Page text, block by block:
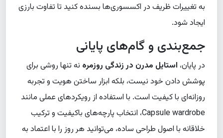
به تغییرات ظریف در اکسسوری‌ها بسنده کنید تا تفاوت بارزی
ایجاد شود.
جمع‌بندی و گام‌های پایانی
در پایان،استایل مدرن در زندگی روزمرهنه تنها روشی برای
پوشش دادن خود نیست، بلکه ابزار ساختن هویت و تجربه
روزانه‌ای با کیفیت است. با استفاده از رویکردهای عملی مانند
Capsule wardrobe، انتخاب پارچه‌های باکیفیت و ترکیب
خلاقانه با اصول طراحی ساده، می‌توانید هر روز را با اعتماد به